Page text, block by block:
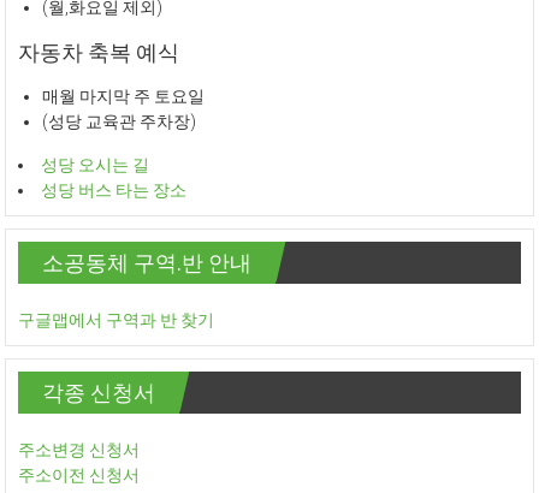
(월,화요일 제외)
자동차 축복 예식
매월 마지막 주 토요일
(성당 교육관 주차장)
성당 오시는 길
성당 버스 타는 장소
소공동체 구역.반 안내
구글맵에서 구역과 반 찾기
각종 신청서
주소변경 신청서
주소이전 신청서